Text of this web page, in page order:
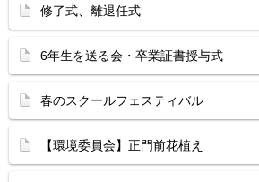
修了式、離退任式
6年生を送る会・卒業証書授与式
春のスクールフェスティバル
【環境委員会】正門前花植え